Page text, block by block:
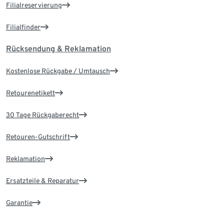
Filialreservierung
Filialfinder
Rücksendung & Reklamation
Kostenlose Rückgabe / Umtausch
Retourenetikett
30 Tage Rückgaberecht
Retouren-Gutschrift
Reklamation
Ersatzteile & Reparatur
Garantie